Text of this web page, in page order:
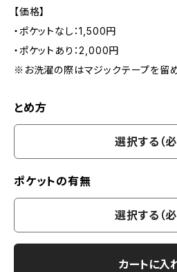
【価格】
・ポケットなし：1,500円
・ポケットあり：2,000円
※お洗濯の際はマジックテープを留め
とめ方
選択する（必
ポケットの有無
選択する（必
カートに入